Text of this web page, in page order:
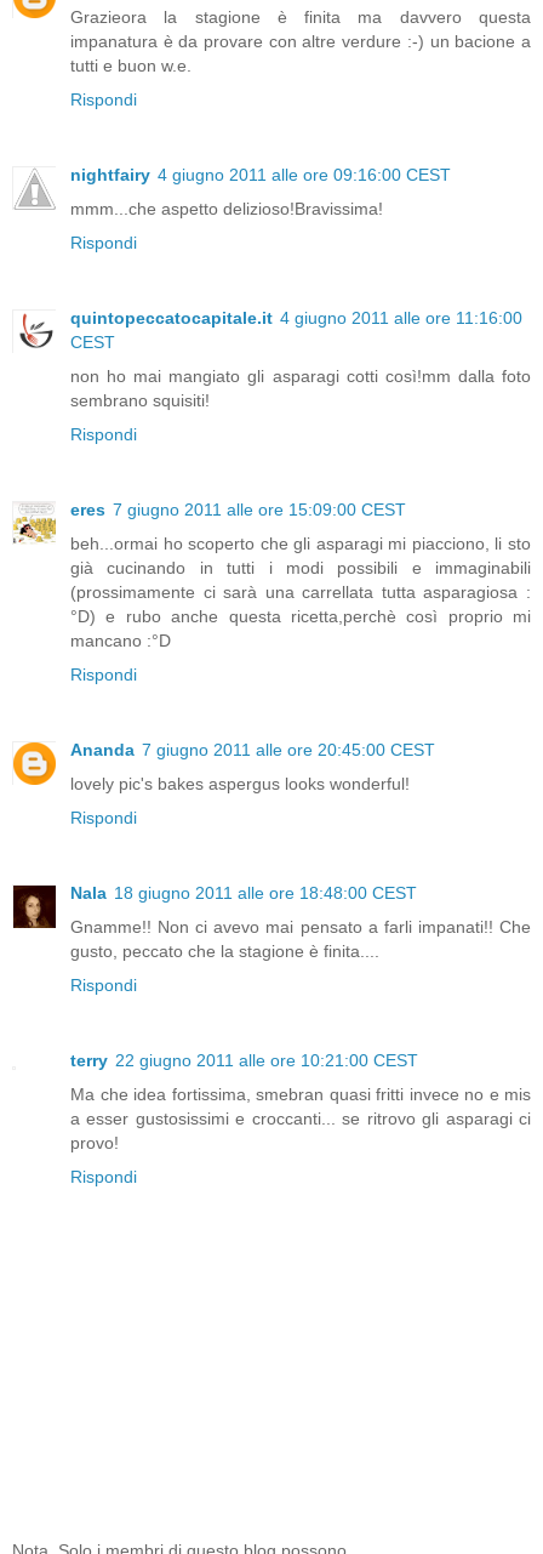
Grazieora la stagione è finita ma davvero questa
impanatura è da provare con altre verdure :-) un bacione a
tutti e buon w.e.
Rispondi
nightfairy 4 giugno 2011 alle ore 09:16:00 CEST
mmm...che aspetto delizioso!Bravissima!
Rispondi
quintopeccatocapitale.it 4 giugno 2011 alle ore 11:16:00
CEST
non ho mai mangiato gli asparagi cotti così!mm dalla foto
sembrano squisiti!
Rispondi
eres 7 giugno 2011 alle ore 15:09:00 CEST
beh...ormai ho scoperto che gli asparagi mi piacciono, li sto
già cucinando in tutti i modi possibili e immaginabili
(prossimamente ci sarà una carrellata tutta asparagiosa :
°D) e rubo anche questa ricetta,perchè così proprio mi
mancano :°D
Rispondi
Ananda 7 giugno 2011 alle ore 20:45:00 CEST
lovely pic's bakes aspergus looks wonderful!
Rispondi
Nala 18 giugno 2011 alle ore 18:48:00 CEST
Gnamme!! Non ci avevo mai pensato a farli impanati!! Che
gusto, peccato che la stagione è finita....
Rispondi
terry 22 giugno 2011 alle ore 10:21:00 CEST
Ma che idea fortissima, smebran quasi fritti invece no e mis
a esser gustosissimi e croccanti... se ritrovo gli asparagi ci
provo!
Rispondi
Nota. Solo i membri di questo blog possono